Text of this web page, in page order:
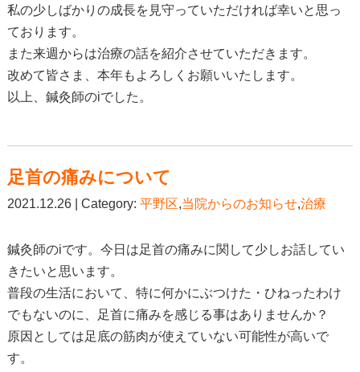
私の少しばかりの成長を見守っていただければ幸いと思っ
ております。
また来週からは治療の話を紹介させていただきます。
改めて皆さま、本年もよろしくお願いいたします。
以上、鍼灸師のiでした。
足首の痛みについて
2021.12.26 | Category: 平野区,当院からのお知らせ,治療
鍼灸師のiです。今日は足首の痛みに関して少しお話してい
きたいと思います。
普段の生活において、特に何かにぶつけた・ひねったわけ
でもないのに、足首に痛みを感じる事はありませんか？
原因としては足底の筋肉が使えていない可能性が高いで
す。